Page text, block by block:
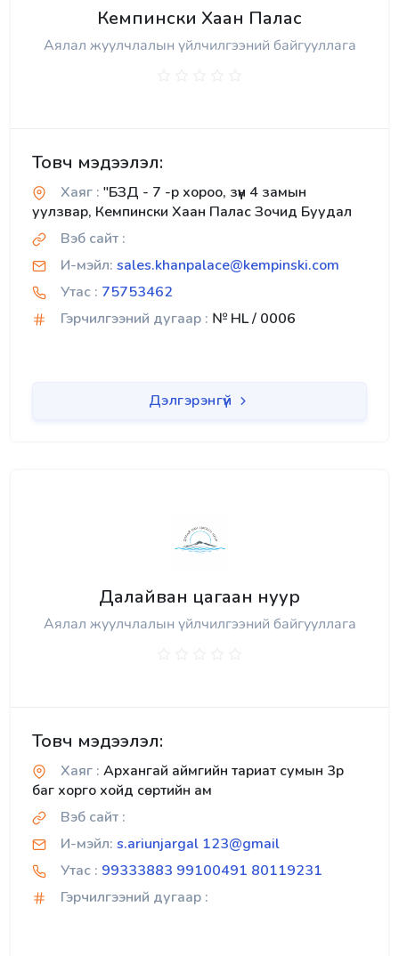
Кемпински Хаан Палас
Аялал жуулчлалын үйлчилгээний байгууллага
Товч мэдээлэл:
Хаяг : "БЗД - 7 -р хороо, зүүн 4 замын
уулзвар, Кемпински Хаан Палас Зочид Буудал
Вэб сайт :
И-мэйл: sales.khanpalace@kempinski.com
Утас : 75753462
Гэрчилгээний дугаар : № HL / 0006
Дэлгэрэнгүй
Далайван цагаан нуур
Аялал жуулчлалын үйлчилгээний байгууллага
Товч мэдээлэл:
Хаяг : Архангай аймгийн тариат сумын 3р
баг хорго хойд сөртийн ам
Вэб сайт :
И-мэйл: s.ariunjargal 123@gmail
Утас : 99333883 99100491 80119231
Гэрчилгээний дугаар :